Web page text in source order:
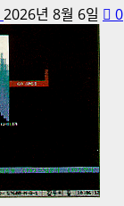
2026년 8월 6일 0